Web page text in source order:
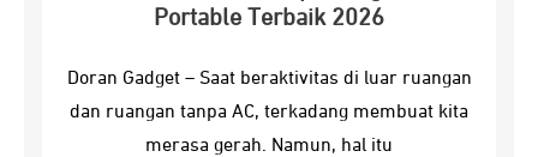
Portable Terbaik 2026
Doran Gadget – Saat beraktivitas di luar ruangan
dan ruangan tanpa AC, terkadang membuat kita
merasa gerah. Namun, hal itu